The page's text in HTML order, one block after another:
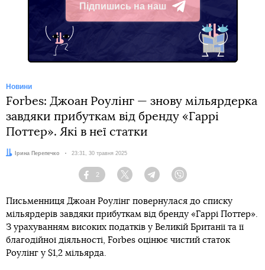
Підпишись на наш
Telegram
Новини
Forbes: Джоан Роулінг — знову мільярдерка
завдяки прибуткам від бренду «Гаррі
Поттер». Які в неї статки
Автор:Ірина Перепечко Дата:
23:31, 30 травня 2025
Facebook
2
Twitter TelegramViber
Письменниця Джоан Роулінг повернулася до списку
мільярдерів завдяки прибуткам від бренду «Гаррі Поттер».
З урахуванням високих податків у Великій Британії та її
благодійної діяльності, Forbes оцінює чистий статок
Роулінг у $1,2 мільярда.